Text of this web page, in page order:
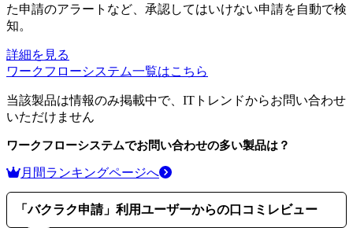
た申請のアラートなど、承認してはいけない申請を自動で検
知。
詳細を見る
ワークフローシステム一覧はこちら
当該製品は情報のみ掲載中で、ITトレンドからお問い合わせ
いただけません
ワークフローシステムでお問い合わせの多い製品は？
月間ランキングページへ
「バクラク申請」利用ユーザーからの口コミレビュー